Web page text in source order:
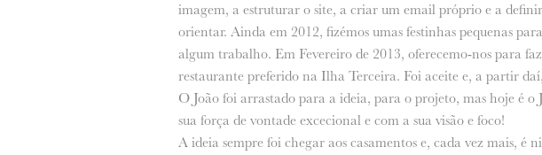
imagem, a estruturar o site, a criar um email próprio e a definir
orientar. Ainda em 2012, fizémos umas festinhas pequenas
algum trabalho. Em Fevereiro de 2013, oferecemo-nos para
restaurante preferido na Ilha Terceira. Foi aceite e, a partir
O João foi arrastado para a ideia, para o projeto, mas hoje é
sua força de vontade excecional e com a sua visão e foco!
A ideia sempre foi chegar aos casamentos e, cada vez mais, é